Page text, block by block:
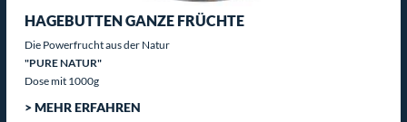
HAGEBUTTEN GANZE FRÜCHTE
Die Powerfrucht aus der Natur
"PURE NATUR"
Dose mit 1000g
> MEHR ERFAHREN